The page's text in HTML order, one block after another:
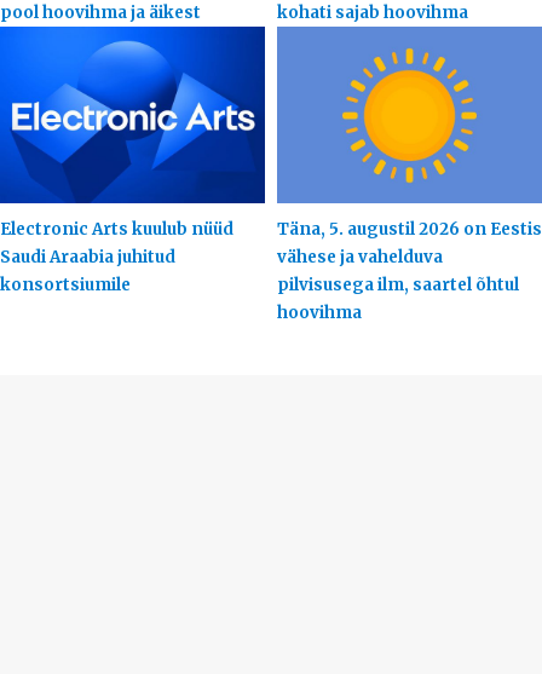
pool hoovihma ja äikest
kohati sajab hoovihma
Electronic Arts kuulub nüüd
Saudi Araabia juhitud
konsortsiumile
Täna, 5. augustil 2026 on Eestis
vähese ja vahelduva
pilvisusega ilm, saartel õhtul
hoovihma